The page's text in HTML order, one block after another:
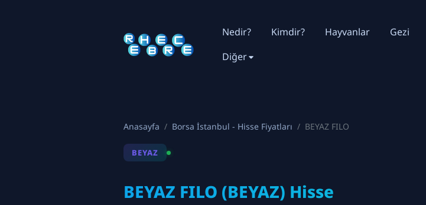
Nedir? Kimdir? Hayvanlar Gezi
Diğer
Anasayfa Borsa İstanbul - Hisse Fiyatları BEYAZ FILO
BEYAZ
BEYAZ FILO (BEYAZ) Hisse